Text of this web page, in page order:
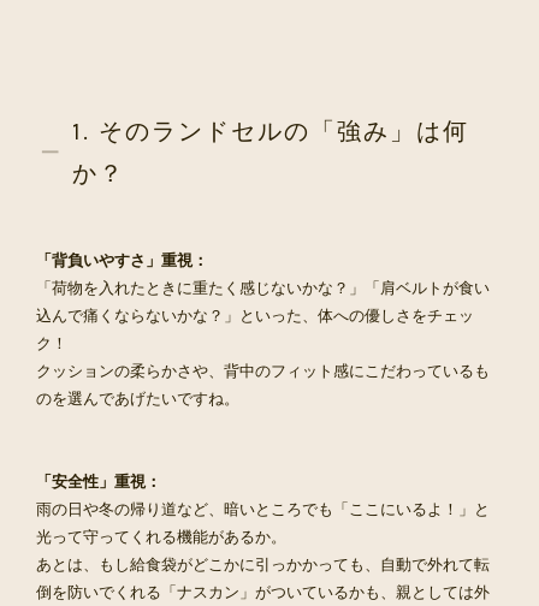
1. そのランドセルの「強み」は何
か？
「背負いやすさ」重視：
「荷物を入れたときに重たく感じないかな？」「肩ベルトが食い
込んで痛くならないかな？」といった、体への優しさをチェッ
ク！
クッションの柔らかさや、背中のフィット感にこだわっているも
のを選んであげたいですね。
「安全性」重視：
雨の日や冬の帰り道など、暗いところでも「ここにいるよ！」と
光って守ってくれる機能があるか。
あとは、もし給食袋がどこかに引っかかっても、自動で外れて転
倒を防いでくれる「ナスカン」がついているかも、親としては外